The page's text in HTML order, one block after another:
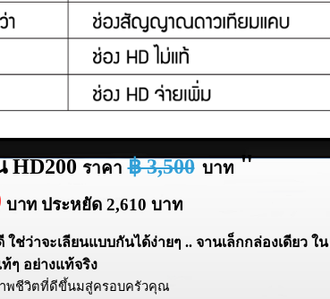
HD200ราคา ฿ 3,500 บาท "
บาท ประหยัด 2,610 บาท
ช่ว่าจะเลียนแบบกันได้ง่ายๆ .. จานเล็กกล่องเดียว ใน
ๆ อย่างแท้จริง
ชีวิตที่ดีขึ้นมสู่ครอบครัวคุณ